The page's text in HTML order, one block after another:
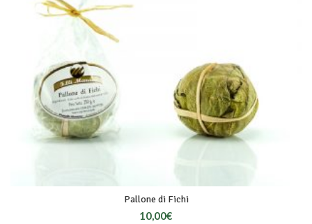
Pallone di Fichi
10,00€